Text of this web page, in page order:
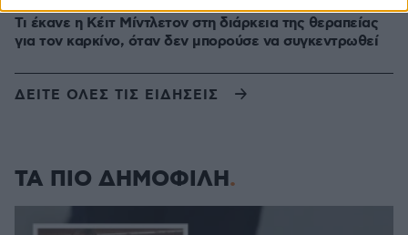
Τι έκανε η Κέιτ Μίντλετον στη διάρκεια της θεραπείας
για τον καρκίνο, όταν δεν μπορούσε να συγκεντρωθεί
ΔΕΙΤΕ ΟΛΕΣ ΤΙΣ ΕΙΔΗΣΕΙΣ
ΤΑ ΠΙΟ ΔΗΜΟΦΙΛΗ